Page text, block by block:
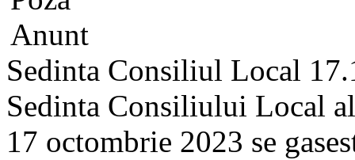
Sedinta Consiliul Local
Sedinta Consiliului Local
17 octombrie 2023 se